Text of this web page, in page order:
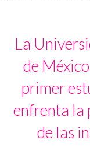
La
de
primer
enfrenta la
de las